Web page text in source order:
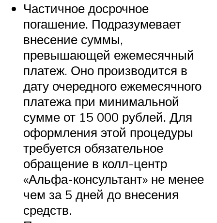
Частичное досрочное
погашение. Подразумевает
внесение суммы,
превышающей ежемесячный
платеж. Оно производится в
дату очередного ежемесячного
платежа при минимальной
сумме от 15 000 рублей. Для
оформления этой процедуры
требуется обязательное
обращение в колл-центр
«Альфа-консультант» не менее
чем за 5 дней до внесения
средств.